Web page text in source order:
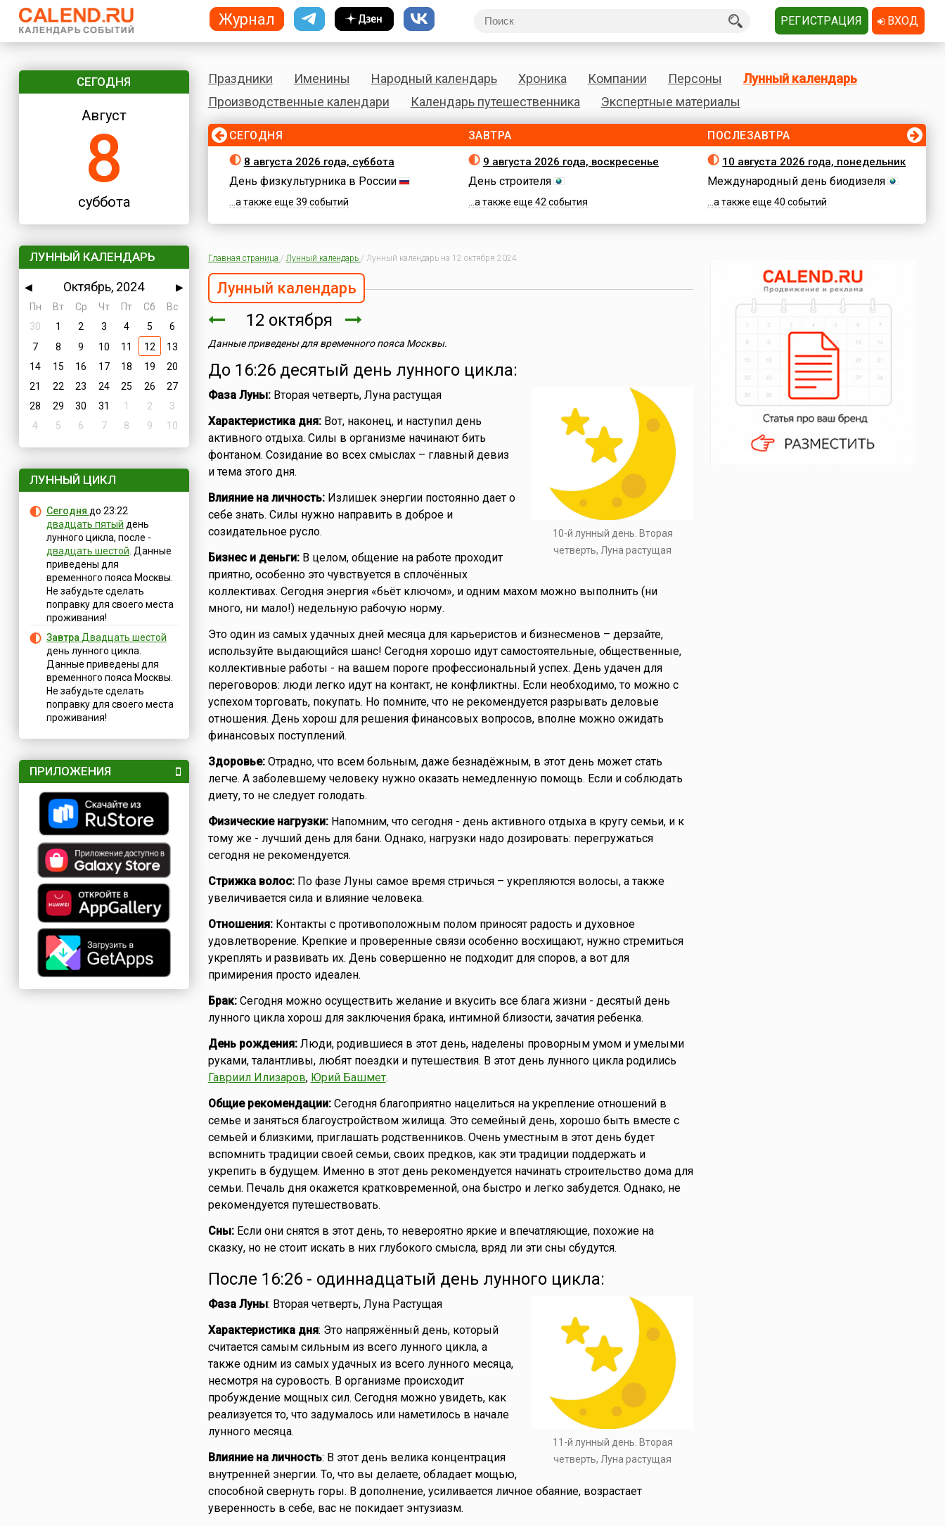
СЕГОДНЯ
Август
8
суббота
ЛУННЫЙ КАЛЕНДАРЬ
◀ Октябрь, 2024
▶
Пн
Вт Ср Чт Пт Сб
Вс
30
1 2 3 4 5
6
7
8 9 10 11 12
13
14
15 16 17 18 19
20
21
22 23 24 25 26
27
28
29 30 31 1 2
3
4
5 6 7 8 9 10
ЛУННЫЙ ЦИКЛ
Сегодня до 23:22
двадцать пятый день
лунного цикла, после -
двадцать шестой . Данные
приведены для
временного пояса Москвы.
Не забудьте сделать
поправку для своего места
проживания!
Завтра Двадцать шестой
день лунного цикла.
Данные приведены для
временного пояса Москвы.
Не забудьте сделать
поправку для своего места
проживания!
ПРИЛОЖЕНИЯ
Праздники Именины Народный календарь Хроника Компании Персоны
Лунный календарь
Производственные календари
Календарь путешественника Экспертные материалы
СЕГОДНЯ
8 августа 2026 года, суббота
День физкультурника в России
...а также еще 39 событий
ЗАВТРА
9 августа 2026 года, воскресенье
День строителя
...а также еще 42 события
ПОСЛЕЗАВТРА
10 августа 2026 года, понедельник
Международный день биодизеля
...а также еще 40 событий
Главная страница / Лунный календарь / Лунный календарь на 12 октября 2024
Лунный календарь
12 октября
Данные приведены для временного пояса Москвы.
До 16:26 десятый день лунного цикла:
10-й лунный день. Вторая
четверть, Луна растущая
Фаза Луны: Вторая четверть, Луна растущая
Характеристика дня:Вот, наконец, и наступил день
активного отдыха. Силы в организме начинают бить
фонтаном. Созидание во всех смыслах – главный девиз
и тема этого дня.
Влияние на личность:Излишек энергии постоянно дает о
себе знать. Силы нужно направить в доброе и
созидательное русло.
Бизнес и деньги:В целом, общение на работе проходит
приятно, особенно это чувствуется в сплочённых
коллективах. Сегодня энергия «бьёт ключом», и одним махом можно выполнить (ни
много, ни мало!) недельную рабочую норму.
Это один из самых удачных дней месяца для карьеристов и бизнесменов – дерзайте,
используйте выдающийся шанс! Сегодня хорошо идут самостоятельные, общественные,
коллективные работы - на вашем пороге профессиональный успех. День удачен для
переговоров: люди легко идут на контакт, не конфликтны. Если необходимо, то можно с
успехом торговать, покупать. Но помните, что не рекомендуется разрывать деловые
отношения. День хорош для решения финансовых вопросов, вполне можно ожидать
финансовых поступлений.
Здоровье: Отрадно, что всем больным, даже безнадёжным, в этот день может стать
легче. А заболевшему человеку нужно оказать немедленную помощь. Если и соблюдать
диету, то не следует голодать.
Физические нагрузки: Напомним, что сегодня - день активного отдыха в кругу семьи, и к
тому же - лучший день для бани. Однако, нагрузки надо дозировать: перегружаться
сегодня не рекомендуется.
Стрижка волос: По фазе Луны самое время стричься – укрепляются волосы, а также
увеличивается сила и влияние человека.
Отношения: Контакты с противоположным полом приносят радость и духовное
удовлетворение. Крепкие и проверенные связи особенно восхищают, нужно стремиться
укреплять и развивать их. День совершенно не подходит для споров, а вот для
примирения просто идеален.
Брак: Сегодня можно осуществить желание и вкусить все блага жизни - десятый день
лунного цикла хорош для заключения брака, интимной близости, зачатия ребенка.
День рождения: Люди, родившиеся в этот день, наделены проворным умом и умелыми
руками, талантливы, любят поездки и путешествия. В этот день лунного цикла родились
Гавриил Илизаров, Юрий Башмет.
Общие рекомендации: Сегодня благоприятно нацелиться на укрепление отношений в
семье и заняться благоустройством жилища. Это семейный день, хорошо быть вместе с
семьей и близкими, приглашать родственников. Очень уместным в этот день будет
вспомнить традиции своей семьи, своих предков, как эти традиции поддержать и
укрепить в будущем. Именно в этот день рекомендуется начинать строительство дома для
семьи. Печаль дня окажется кратковременной, она быстро и легко забудется. Однако, не
рекомендуется путешествовать.
Сны: Если они снятся в этот день, то невероятно яркие и впечатляющие, похожие на
сказку, но не стоит искать в них глубокого смысла, вряд ли эти сны сбудутся.
После 16:26 - одиннадцатый день лунного цикла:
11-й лунный день. Вторая
четверть, Луна растущая
Фаза Луны: Вторая четверть, Луна Растущая
Характеристика дня: Это напряжённый день, который
считается самым сильным из всего лунного цикла, а
также одним из самых удачных из всего лунного месяца,
несмотря на суровость. В организме происходит
пробуждение мощных сил. Сегодня можно увидеть, как
реализуется то, что задумалось или наметилось в начале
лунного месяца.
Влияние на личность: В этот день велика концентрация
внутренней энергии. То, что вы делаете, обладает мощью,
способной свернуть горы. В дополнение, усиливается личное обаяние, возрастает
уверенность в себе, вас не покидает энтузиазм.
Журнал РЕГИСТРАЦИЯ ВХОД